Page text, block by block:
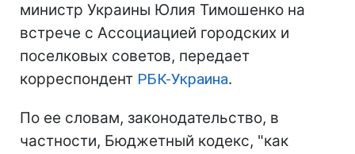
министр Украины Юлия Тимошенко на
встрече с Ассоциацией городских и
поселковых советов, передает
корреспондент РБК-Украина.
По ее словам, законодательство, в
частности, Бюджетный кодекс, "как